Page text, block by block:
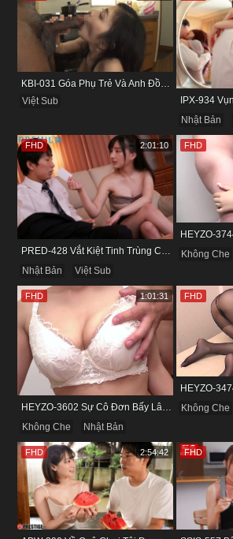
KBI-031 Góa Phụ Trẻ Và Anh Đồng Nghiệp Cũ
Việt Sub
Nhật Bản
PRED-428 Vắt Kiệt Tinh Trùng Của Bạn Trai Để Chừa Thói Lăng Nhăng
Nhật Bản
Việt Sub
FHD 2:01:10
Không Che
FHD
Không Che
Nhật Bản
FHD 1:01:31
Không Che
FHD
FHD 2:54:42 FHD